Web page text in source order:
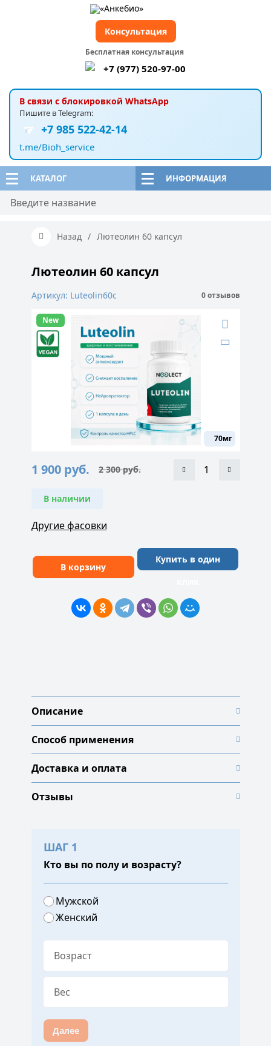
КАТАЛОГ ИНФОРМАЦИЯ
В связи с блокировкой WhatsApp
Пишите в Telegram:
+7 985 522-42-14
t.me/Bioh_service
Бесплатная консультация
+7 (977) 520-97-00
Консультация
Назад / Лютеолин 60 капсул
Лютеолин 60 капсул
Артикул: Luteolin60c 0 отзывов
70мг
New
2 300руб.
Первоначальная
1 900 руб.
Текущая
900 руб..
В наличии
Другие фасовки
В корзину
Купить в один
Описание
Способ применения
Доставка и оплата
Отзывы
ШАГ 1
Кто вы по полу и возрасту?
Мужской
Женский
Далее